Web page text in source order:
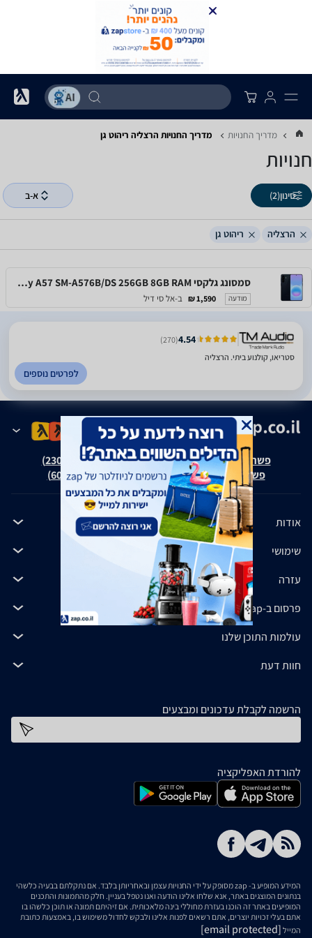
מדריך החנויות מדריך החנויות ‏הרצליה ‏ריהוט גן
חנויות
סינון(2) א-ב
הרצליה ריהוט גן
סמסונג גלקסי Samsung Galaxy A57 SM-A576B/DS 256GB 8GB RAM
מודעה 1,590 ₪ ב-אל סי דיל
4.54
(270)
סטריאו, קולנוע ביתי. הרצליה
לפרטים נוספים
פשרה בת"צ אבנצ'יק נ' זאפ גרופ (ת"צ 23008-08-20)
פשרה בת"צ כהנים נ' זאפ גרופ (ת"צ 60371-12-19)
אודות
שימושי
עזרה
פרסום ב-zap
עולמות התוכן שלנו
חוות דעת
הרשמה לקבלת עדכונים ומבצעים
להורדת האפליקציה
המידע המופיע ב- zap מסופק על ידי החנויות עצמן ובאחריותן בלבד. אם נתקלתם בבעיה כלשהי
בנתונים המוצגים באתר, אנא שלחו אלינו הודעה ואנו נטפל בעניין. חלק מהתמונות והתכנים
המופיעים באתר זה הוכנו בעזרת מחוללי בינה מלאכותית. אם זיהיתם תמונה או תוכן כלשהו בו
אתם בעלי זכויות יוצרים, אתם רשאים לפנות אלינו ולבקש לחדול משימוש בו, באמצעות כתובת
המייל [email protected]